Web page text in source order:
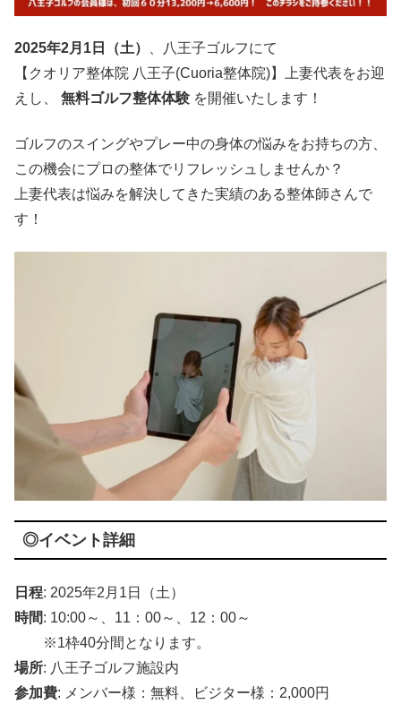
2025年2月1日（土）
、八王子ゴルフにて
【クオリア整体院 八王子(Cuoria整体院)】上妻代表をお迎
えし、 無料ゴルフ整体体験 を開催いたします！
ゴルフのスイングやプレー中の身体の悩みをお持ちの方、
この機会にプロの整体でリフレッシュしませんか？
上妻代表は悩みを解決してきた実績のある整体師さんで
す！
◎イベント詳細
日程: 2025年2月1日（土）
時間: 10:00～、11：00～、12：00～
※1枠40分間となります。
場所: 八王子ゴルフ施設内
参加費: メンバー様：無料、ビジター様：2,000円